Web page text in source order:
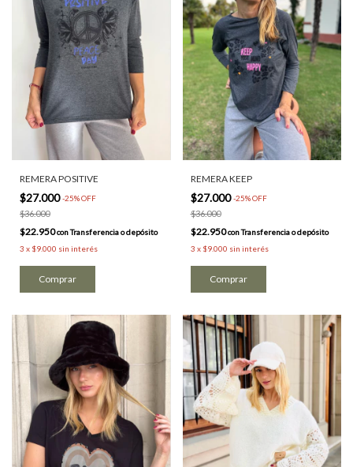
REMERA POSITIVE
$27.000-25%OFF
$36.000
$22.950conTransferencia o depósito
3 x $9.000 sin interés
Comprar
REMERA KEEP
$27.000-25%OFF
$36.000
$22.950conTransferencia o depósito
3 x $9.000 sin interés